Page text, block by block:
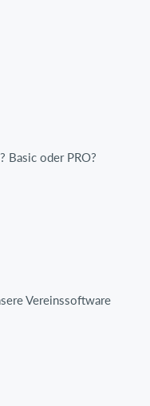
Basic oder PRO?
Vereinssoftware